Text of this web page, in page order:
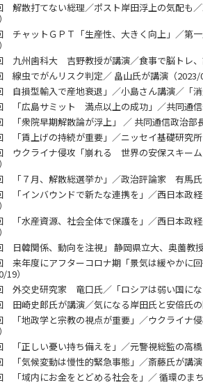
解散打てない総理／ポスト岸田浮上の気配も
チャットＧＰＴ「生産性、大きく向上」／第
九州歯科大 吉野教授が講演／食事で脳トレ
線虫でがんリスク判定／ 畠山氏が講演（2023/
自損型輸入で産地衰退」／小島さん講演／「
「広島サミット 満点以上の成功」／共同通
「衆院早期解散論が浮上」 ／ 共同通信政治部
「賃上げの持続が重要」／ニッセイ基礎研究
ウクライナ侵攻「崩れる 世界の安保スキー
「７月、解散総選挙か」／政治評論家 有馬
「インバウンドで新たな連携を」／西日本政
「水産資源、社会全体で保護を」／西日本政
日韓関係、動向を注視」 静岡県立大、奥薗教
来年度にアフターコロナ期「景気は緩やかに
）
外交史研究家 竜口氏／「ロシアは弱い国に
田崎史郎氏が講演／気になる岸田氏と安倍氏
「地政学と宗教の視点が重要」／ウクライナ
「正しい憂い持ち備えを」／元警視総監の高
「気候変動は慢性的緊急事態」／斎藤氏が講
「域内にお金をとどめる社会を」／ 循環のま